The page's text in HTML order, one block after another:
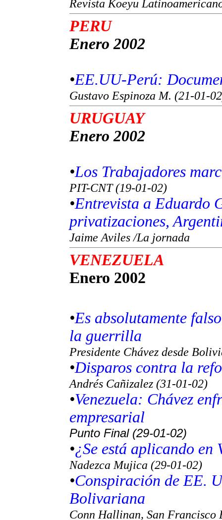
Revista Koeyu
PERU
Enero 2002
•EE.UU-Perú:
Gustavo Espinoza M. (21-01-
URUGUAY
Enero 2002
•Los Trabajadores
PIT-CNT (19-01-02)
•Entrevista a Eduardo
privatizaciones,
Jaime Aviles /La jornada
VENEZUELA
Enero 2002
•Es absolutamente
la guerrilla
Presidente Chávez desde
•Disparos contra la
Andrés Cañizalez (31-01-02)
•Venezuela: Chávez
empresarial
Punto Final (29-01-02)
•¿Se está aplicando en
Nadezca Mujica (29-01-02)
•Conspiración de EE.
Bolivariana
Conn Hallinan, San Francisco